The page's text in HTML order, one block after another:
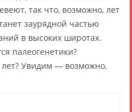
так что, возможно, лет
заурядной частью
в высоких широтах.
палеогенетики?
Увидим — возможно,